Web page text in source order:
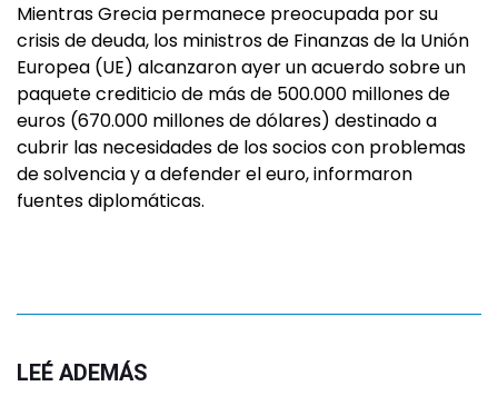
Mientras Grecia permanece preocupada por su
crisis de deuda, los ministros de Finanzas de la Unión
Europea (UE) alcanzaron ayer un acuerdo sobre un
paquete crediticio de más de 500.000 millones de
euros (670.000 millones de dólares) destinado a
cubrir las necesidades de los socios con problemas
de solvencia y a defender el euro, informaron
fuentes diplomáticas.
LEÉ ADEMÁS